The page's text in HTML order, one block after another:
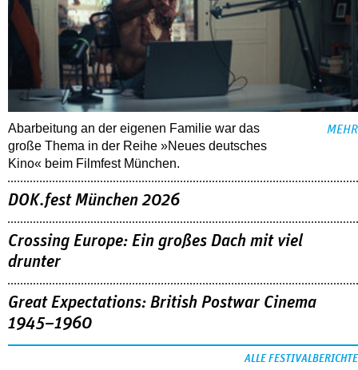
Abarbeitung an der eigenen Familie war das
große Thema in der Reihe »Neues deutsches
Kino« beim Filmfest München.
MEHR
DOK.fest München 2026
Crossing Europe: Ein großes Dach mit viel
drunter
Great Expectations: British Postwar Cinema
1945–1960
ALLE FESTIVALBERICHTE